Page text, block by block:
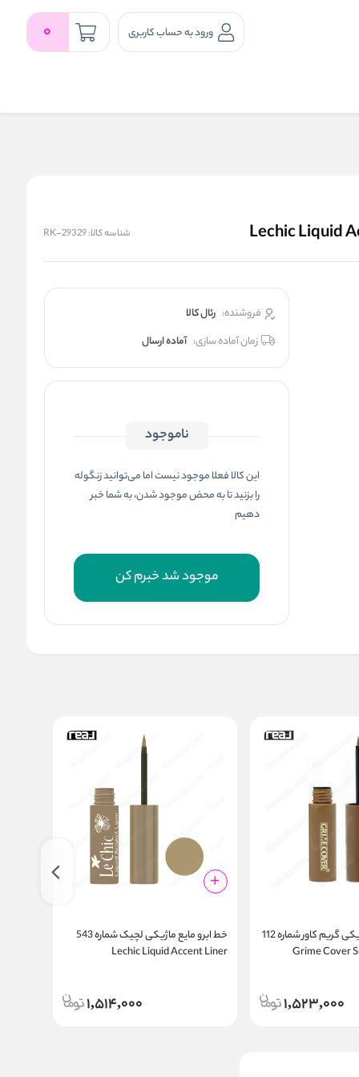
ورود به حساب کاربری 0
شناسه کالا:RK-29329
فروشنده: رئال كالا
زمان آماده سازی: آماده ارسال
ناموجود
این کالا فعلا موجود نیست اما می‌توانید زنگوله
را بزنید تا به محض موجود شدن، به شما خبر
دهیم
موجود شد خبرم کن
خط ابرو مایع ماژیکی گریم کاور شماره 112
Grime Cover
1,523,000
خط ابرو مایع ماژیکی لچیک شماره 543
Lechic Liquid Accent Liner
1,514,000